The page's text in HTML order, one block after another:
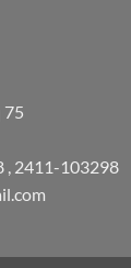
75
, 2411-103298